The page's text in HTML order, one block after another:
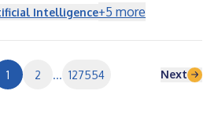
件，以支持首批总计1.25吉瓦("GW")的
服务于超大规模AI数据中心。 该协议建
整合为单一的一体化解决方案，专为超
能计算园区量身打造。 双方将联合部署完
该系统能够更快地将AI算力投入运营，
Intelligence+5 more
1 2 ... 127554 Next